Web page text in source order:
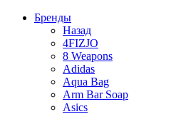
Бренды
Назад
4FIZJO
8 Weapons
Adidas
Aqua Bag
Arm Bar Soap
Asics